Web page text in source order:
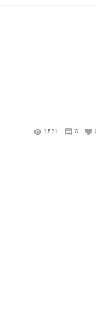
1521 0